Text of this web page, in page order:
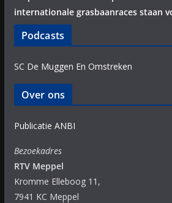
internationale grasbaanraces staan
Podcasts
SC De Muggen En Omstreken
Over ons
Publicatie ANBI
Bezoekadres
RTV Meppel
Kromme Elleboog 11,
7941 KC Meppel